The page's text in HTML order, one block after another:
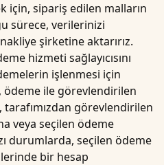
için, sipariş edilen malların
sürece, verilerinizi
şirketine aktarırız.
hizmeti sağlayıcısını
işlenmesi için
ile görevlendirilen
görevlendirilen
veya seçilen ödeme
durumlarda, seçilen ödeme
bir hesap